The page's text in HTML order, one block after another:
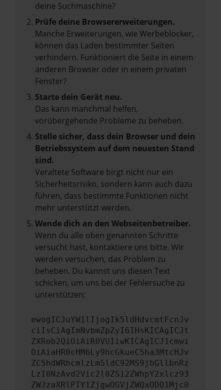
deine Suchmaschine?
Prüfe deine Browsererweiterungen.
Manche Erweiterungen, wie Werbeblocker,
können das Laden bestimmter Seiten
verhindern. Funktioniert die Seite in einem
anderen Browser oder in einem privaten
Fenster?
Starte dein Gerät neu.
Das kann manchmal helfen,
vorübergehende Probleme zu beheben.
Stelle sicher, dass dein Browser und dein
Betriebssystem auf dem neuesten Stand
sind.
Veraltete Software birgt nicht nur ein
Sicherheitsrisiko, sondern kann auch dazu
führen, dass bestimmte Funktionen nicht
mehr unterstützt werden.
Wende dich an den Webseitenbetreiber.
Wenn du alle oben genannten Schritte
versucht hast, kontaktiere uns bitte. Wir
werden versuchen, das Problem zu
beheben. Du kannst uns diesen Text
schicken, um uns bei der Fehlersuche zu
unterstützen:
ewogICJuYW1lIjogIk5ldHdvcmtFcnJv
ciIsCiAgImNvbmZpZyI6IHsKICAgICJt
ZXRob2QiOiAiR0VUIiwKICAgICJ1cmwi
OiAiaHR0cHM6Ly9hcGkueC5ha3MtcHJv
ZC5hdWRhcmlzLm5ldC92MS9jbGllbnRz
LzI0NzAvd2Vic2l0ZS12ZWhpY2xlcz93
ZWJzaXRlPTY1ZjgwOGVjZWQxODQ1Mjc0